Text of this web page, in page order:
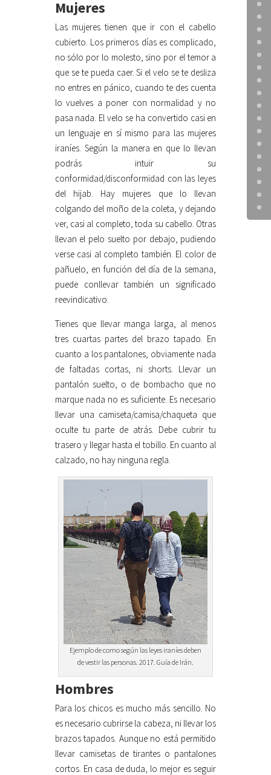
Mujeres
Las mujeres tienen que ir con el cabello
cubierto. Los primeros días es complicado,
no sólo por lo molesto, sino por el temor a
que se te pueda caer. Si el velo se te desliza
no entres en pánico, cuando te des cuenta
lo vuelves a poner con normalidad y no
pasa nada. El velo se ha convertido casi en
un lenguaje en sí mismo para las mujeres
iraníes. Según la manera en que lo llevan
podrás intuir su
conformidad/disconformidad con las leyes
del hijab. Hay mujeres que lo llevan
colgando del moño de la coleta, y dejando
ver, casi al completo, toda su cabello. Otras
llevan el pelo suelto por debajo, pudiendo
verse casi al completo también. El color de
pañuelo, en función del día de la semana,
puede conllevar también un significado
reevindicativo.
Tienes que llevar manga larga, al menos
tres cuartas partes del brazo tapado. En
cuanto a los pantalones, obviamente nada
de faltadas cortas, ni shorts. Llevar un
pantalón suelto, o de bombacho que no
marque nada no es suficiente. Es necesario
llevar una camiseta/camisa/chaqueta que
oculte tu parte de atrás. Debe cubrir tu
trasero y llegar hasta el tobillo. En cuanto al
calzado, no hay ninguna regla.
Ejemplo de como según las leyes iraníes deben
de vestir las personas. 2017. Guía de Irán.
Hombres
Para los chicos es mucho más sencillo. No
es necesario cubrirse la cabeza, ni llevar los
brazos tapados. Aunque no está permitido
llevar camisetas de tirantes o pantalones
cortos. En casa de duda, lo mejor es seguir